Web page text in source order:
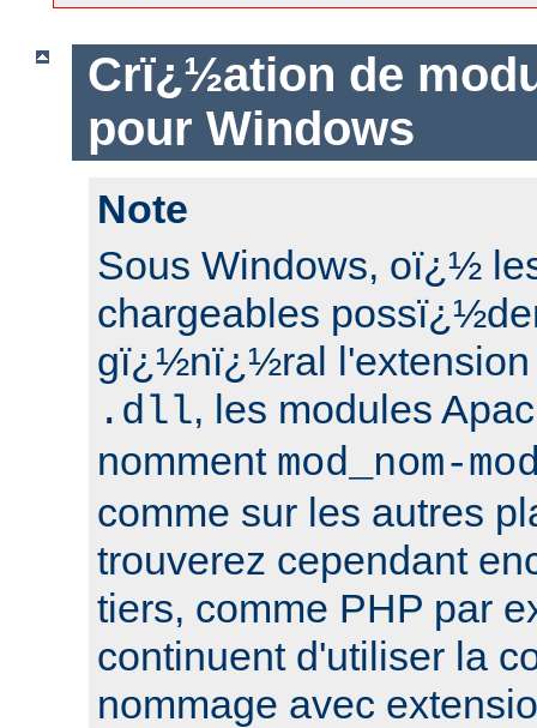
Crï¿½ation de
pour Windows
Note
Sous Windows, oï¿½
chargeables
gï¿½nï¿½ral l'extension
.dll, les modules
nomment mod_nom-
comme sur les autres
trouverez cependant
tiers, comme PHP par
continuent d'utiliser la
nommage avec